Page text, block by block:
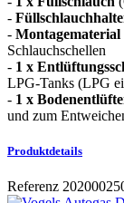
-
- Montagematerial
Schlauchschellen
- 1 x
LPG-Tanks (LPG
- 1 x
und zum
Produktdetails
Referenz